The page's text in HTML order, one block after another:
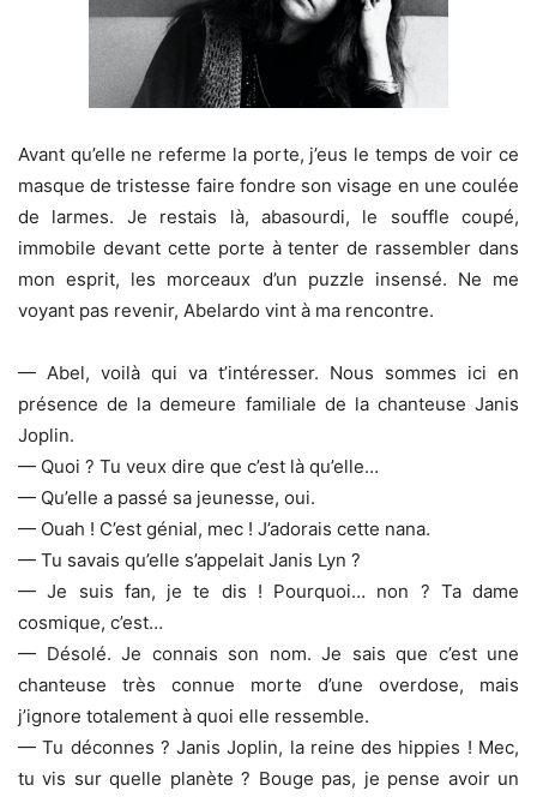
Avant qu’elle ne referme la porte, j’eus le temps de voir ce
masque de tristesse faire fondre son visage en une coulée
de larmes. Je restais là, abasourdi, le souffle coupé,
immobile devant cette porte à tenter de rassembler dans
mon esprit, les morceaux d’un puzzle insensé. Ne me
voyant pas revenir, Abelardo vint à ma rencontre.
— Abel, voilà qui va t’intéresser. Nous sommes ici en
présence de la demeure familiale de la chanteuse Janis
Joplin.
— Quoi ? Tu veux dire que c’est là qu’elle…
— Qu’elle a passé sa jeunesse, oui.
— Ouah ! C’est génial, mec ! J’adorais cette nana.
— Tu savais qu’elle s’appelait Janis Lyn ?
— Je suis fan, je te dis ! Pourquoi… non ? Ta dame
cosmique, c’est…
— Désolé. Je connais son nom. Je sais que c’est une
chanteuse très connue morte d’une overdose, mais
j’ignore totalement à quoi elle ressemble.
— Tu déconnes ? Janis Joplin, la reine des hippies ! Mec,
tu vis sur quelle planète ? Bouge pas, je pense avoir un